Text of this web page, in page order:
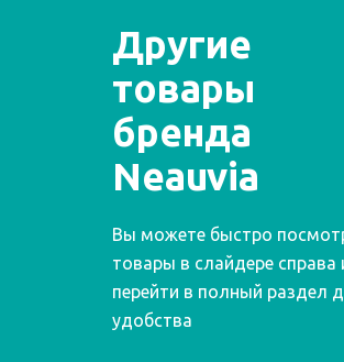
Другие
товары
бренда
Neauvia
Вы можете быстро
товары в слайдере справа
перейти в полный раздел
удобства